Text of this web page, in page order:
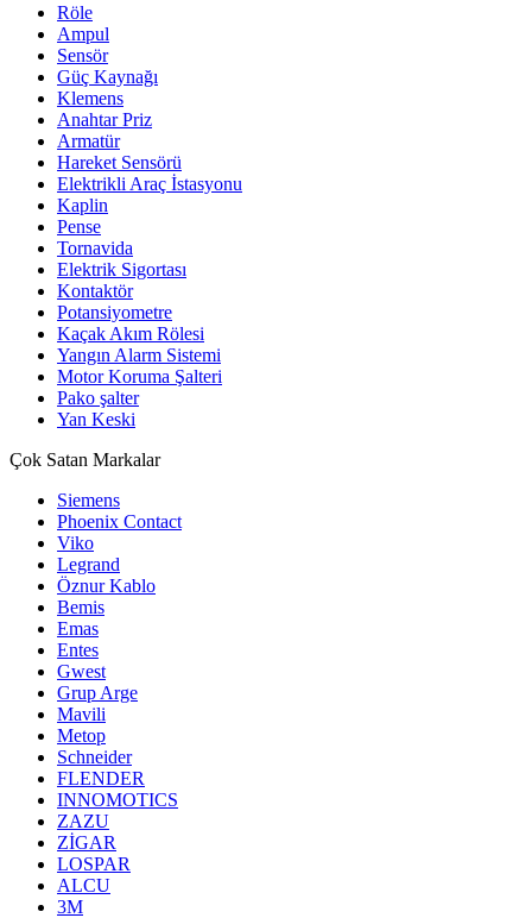
Röle
Ampul
Sensör
Güç Kaynağı
Klemens
Anahtar Priz
Armatür
Hareket Sensörü
Elektrikli Araç İstasyonu
Kaplin
Pense
Tornavida
Elektrik Sigortası
Kontaktör
Potansiyometre
Kaçak Akım Rölesi
Yangın Alarm Sistemi
Motor Koruma Şalteri
Pako şalter
Yan Keski
Çok Satan Markalar
Siemens
Phoenix Contact
Viko
Legrand
Öznur Kablo
Bemis
Emas
Entes
Gwest
Grup Arge
Mavili
Metop
Schneider
FLENDER
INNOMOTICS
ZAZU
ZİGAR
LOSPAR
ALCU
3M